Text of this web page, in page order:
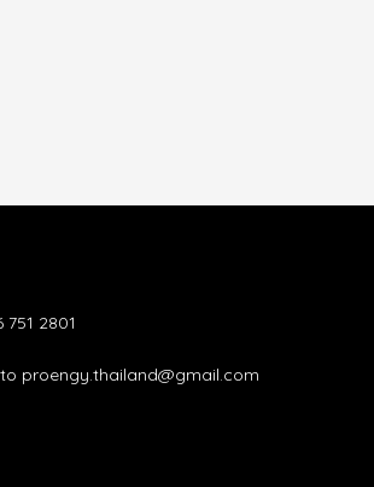
2801
proengy.thailand@gmail.com